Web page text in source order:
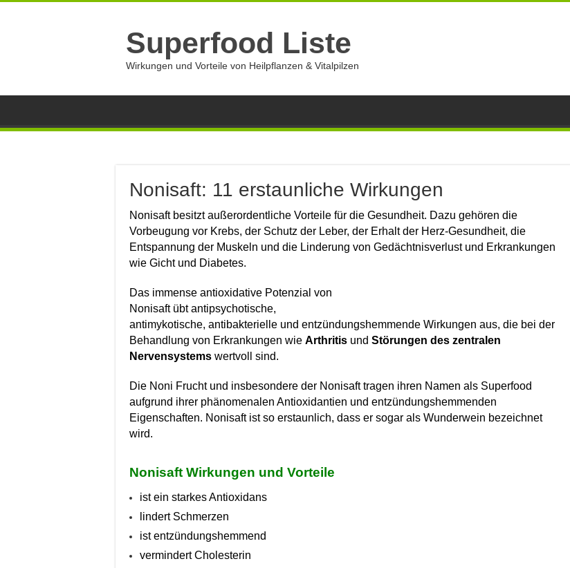
Superfood Liste
Wirkungen und Vorteile von Heilpflanzen & Vitalpilzen
Nonisaft: 11 erstaunliche Wirkungen
Nonisaft besitzt außerordentliche Vorteile für die Gesundheit. Dazu gehören die
Vorbeugung vor Krebs, der Schutz der Leber, der Erhalt der Herz-Gesundheit, die
Entspannung der Muskeln und die Linderung von Gedächtnisverlust und Erkrankungen
wie Gicht und Diabetes.
Das immense antioxidative Potenzial von
Nonisaft übt antipsychotische,
antimykotische, antibakterielle und entzündungshemmende Wirkungen aus, die bei der
Behandlung von Erkrankungen wie Arthritis und Störungen des zentralen
Nervensystems wertvoll sind.
Die Noni Frucht und insbesondere der Nonisaft tragen ihren Namen als Superfood
aufgrund ihrer phänomenalen Antioxidantien und entzündungshemmenden
Eigenschaften. Nonisaft ist so erstaunlich, dass er sogar als Wunderwein bezeichnet
wird.
Nonisaft Wirkungen und Vorteile
ist ein starkes Antioxidans
lindert Schmerzen
ist entzündungshemmend
vermindert Cholesterin